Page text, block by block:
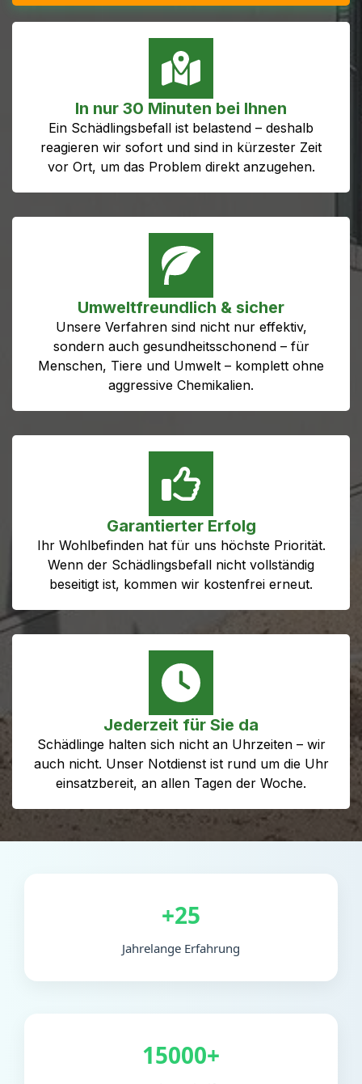
In nur 30 Minuten bei Ihnen
Ein Schädlingsbefall ist belastend – deshalb
reagieren wir sofort und sind in kürzester Zeit
vor Ort, um das Problem direkt anzugehen.
Umweltfreundlich & sicher
Unsere Verfahren sind nicht nur effektiv,
sondern auch gesundheitsschonend – für
Menschen, Tiere und Umwelt – komplett ohne
aggressive Chemikalien.
Garantierter Erfolg
Ihr Wohlbefinden hat für uns höchste Priorität.
Wenn der Schädlingsbefall nicht vollständig
beseitigt ist, kommen wir kostenfrei erneut.
Jederzeit für Sie da
Schädlinge halten sich nicht an Uhrzeiten – wir
auch nicht. Unser Notdienst ist rund um die Uhr
einsatzbereit, an allen Tagen der Woche.
+25
Jahrelange Erfahrung
15000+